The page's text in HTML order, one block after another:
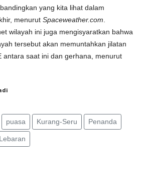
yang kita lihat dalam
menurut Spaceweather.com
wilayah ini juga mengisyaratkan bahwa
tersebut akan memuntahkan jilatan
antara saat ini dan gerhana, menurut
puasa Kurang-Seru Penanda
Lebaran